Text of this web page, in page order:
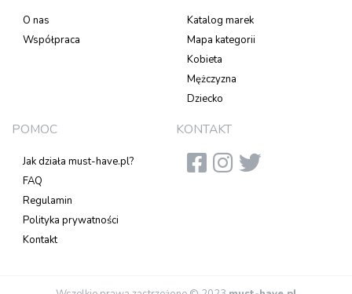
O nas
Współpraca
Katalog marek
Mapa kategorii
Kobieta
Mężczyzna
Dziecko
POMOC
Jak działa must-have.pl?
FAQ
Regulamin
Polityka prywatności
Kontakt
KONTAKT